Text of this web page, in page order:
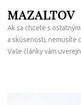
na
obsah
(Enter)
MAZALTOV
Ak sa chcete s
a skúsenosti, nemusíte
Vaše články vám